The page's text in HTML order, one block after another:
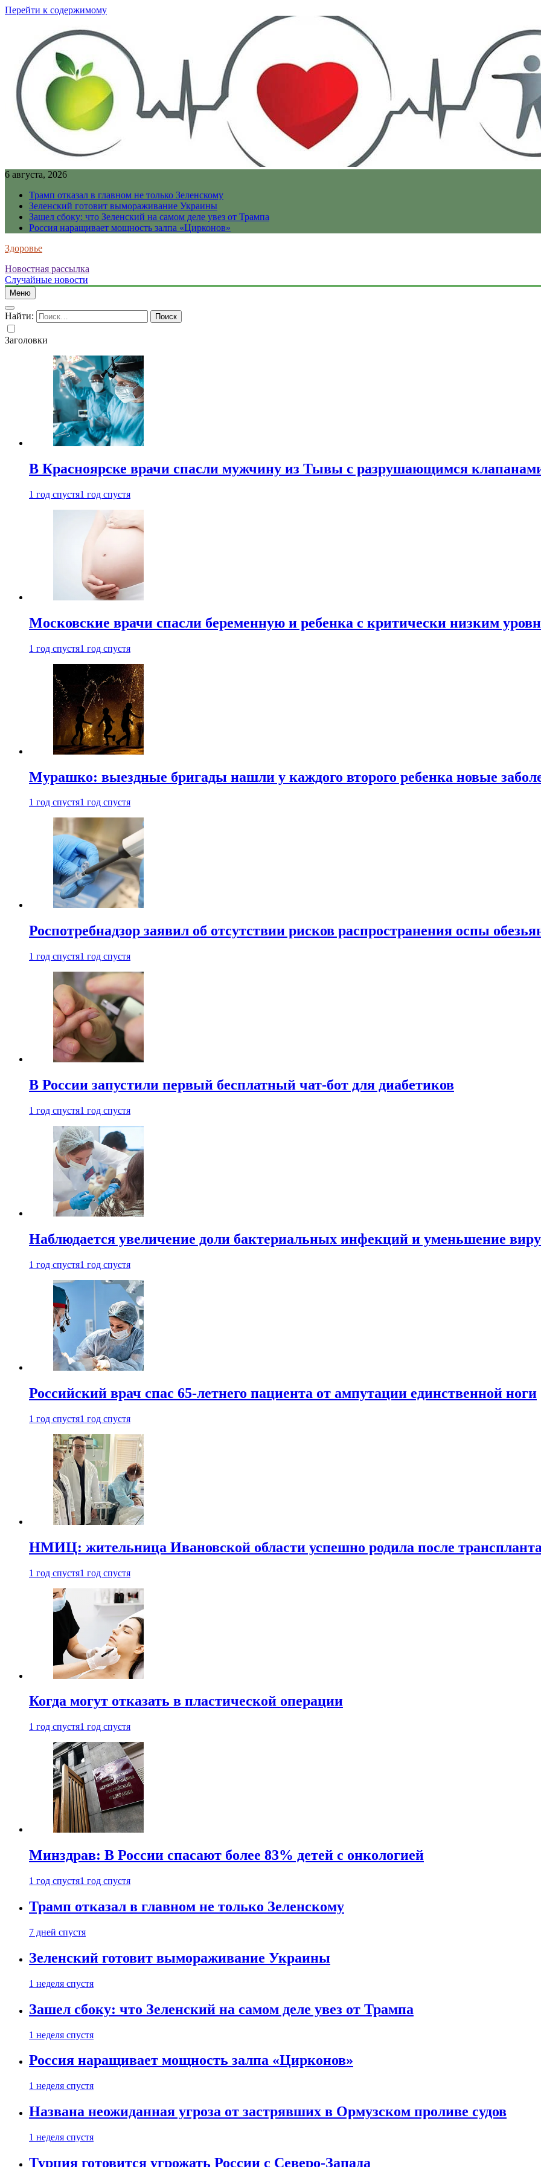
Перейти к содержимому
6 августа, 2026
Трамп отказал в главном не только Зеленскому
Зеленский готовит вымораживание Украины
Зашел сбоку: что Зеленский на самом деле увез от Трампа
Россия наращивает мощность залпа «Цирконов»
Здоровье
Новостная рассылка
Случайные новости
Меню
Найти:
Заголовки
В Красноярске врачи спасли мужчину из Тывы с разрушающимся
1 год спустя1 год спустя
Московские врачи спасли беременную и ребенка с критически низким
1 год спустя1 год спустя
Мурашко: выездные бригады нашли у каждого второго ребенка новые
1 год спустя1 год спустя
Роспотребнадзор заявил об отсутствии рисков распространения оспы
1 год спустя1 год спустя
В России запустили первый бесплатный чат-бот для диабетиков
1 год спустя1 год спустя
Наблюдается увеличение доли бактериальных инфекций и уменьшение
1 год спустя1 год спустя
Российский врач спас 65-летнего пациента от ампутации единственной ноги
1 год спустя1 год спустя
НМИЦ: жительница Ивановской области успешно родила после
1 год спустя1 год спустя
Когда могут отказать в пластической операции
1 год спустя1 год спустя
Минздрав: В России спасают более 83% детей с онкологией
1 год спустя1 год спустя
Трамп отказал в главном не только Зеленскому
7 дней спустя
Зеленский готовит вымораживание Украины
1 неделя спустя
Зашел сбоку: что Зеленский на самом деле увез от Трампа
1 неделя спустя
Россия наращивает мощность залпа «Цирконов»
1 неделя спустя
Названа неожиданная угроза от застрявших в Ормузском проливе судов
1 неделя спустя
Турция готовится угрожать России с Северо-Запада